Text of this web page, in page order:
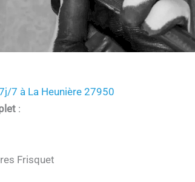
7 à La Heunière 27950
:
Frisquet